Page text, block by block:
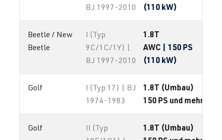
BJ 1997-2010
(110 kW)
Beetle / New
Beetle
I (Typ
9C/1C/1Y) |
BJ 1997-2010
1.8T
AWC | 150 PS
(110 kW)
Golf
I (Typ 17) | BJ
1974-1983
1.8T (Umbau)
150 PS und mehr
Golf
II (Typ
1.8T (Umbau)